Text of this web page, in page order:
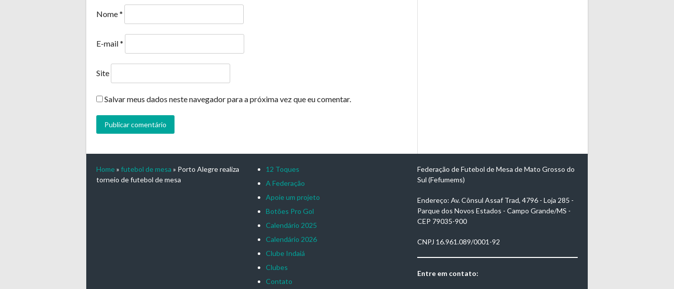
Nome*
E-mail*
Site
Salvar meus dados neste navegador para a próxima vez que eu comentar.
Home » futebol de mesa » Porto Alegre realiza
torneio de futebol de mesa
12 Toques
A Federação
Apoie um projeto
Botões Pro Gol
Calendário 2025
Calendário 2026
Clube Indaiá
Clubes
Contato
Federação de Futebol de Mesa de Mato Grosso do
Sul (Fefumems)
Endereço: Av. Cônsul Assaf Trad, 4796 - Loja 285 -
Parque dos Novos Estados - Campo Grande/MS -
CEP 79035-900
CNPJ 16.961.089/0001-92
Entre em contato: